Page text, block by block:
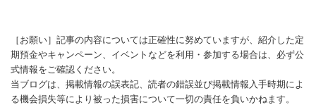
［お願い］記事の内容については正確性に努めていますが、紹介した定
期預金やキャンペーン、イベントなどを利用・参加する場合は、必ず公
式情報をご確認ください。
当ブログは、掲載情報の誤表記、読者の錯誤並び掲載情報入手時期によ
る機会損失等により被った損害について一切の責任を負いかねます。